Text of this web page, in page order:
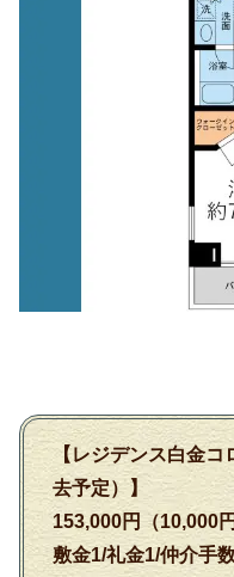
【レジデンス白金コ
去予定）】
153,000円（10,000
敷金1/礼金1/仲介手